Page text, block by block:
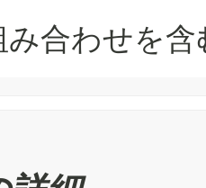
み合わせを